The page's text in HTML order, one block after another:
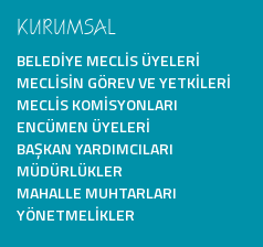
KURUMSAL
BELEDIYE MECLIS ÜYELERI
MECLISIN GÖREV VE YETKILERI
MECLIS KOMISYONLARI
ENCÜMEN ÜYELERI
BAŞKAN YARDIMCILARI
MÜDÜRLÜKLER
MAHALLE MUHTARLARI
YÖNETMELIKLER